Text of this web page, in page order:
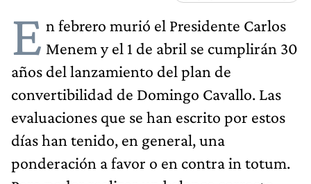
E n febrero murió el Presidente Carlos
Menem y el 1 de abril se cumplirán 30
años del lanzamiento del plan de
convertibilidad de Domingo Cavallo. Las
evaluaciones que se han escrito por estos
días han tenido, en general, una
ponderación a favor o en contra in totum.